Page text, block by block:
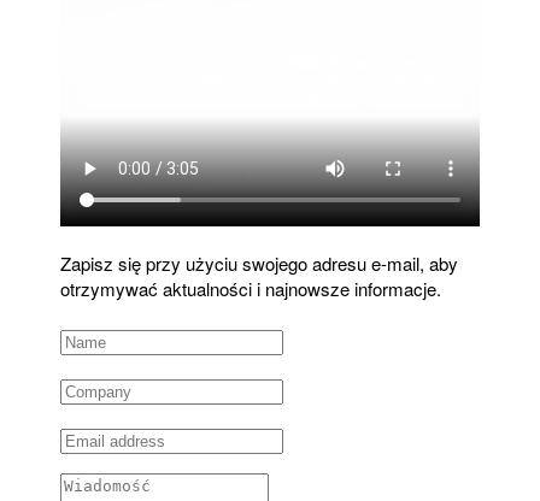
Zapisz się przy użyciu swojego adresu e-mail, aby
otrzymywać aktualności i najnowsze informacje.